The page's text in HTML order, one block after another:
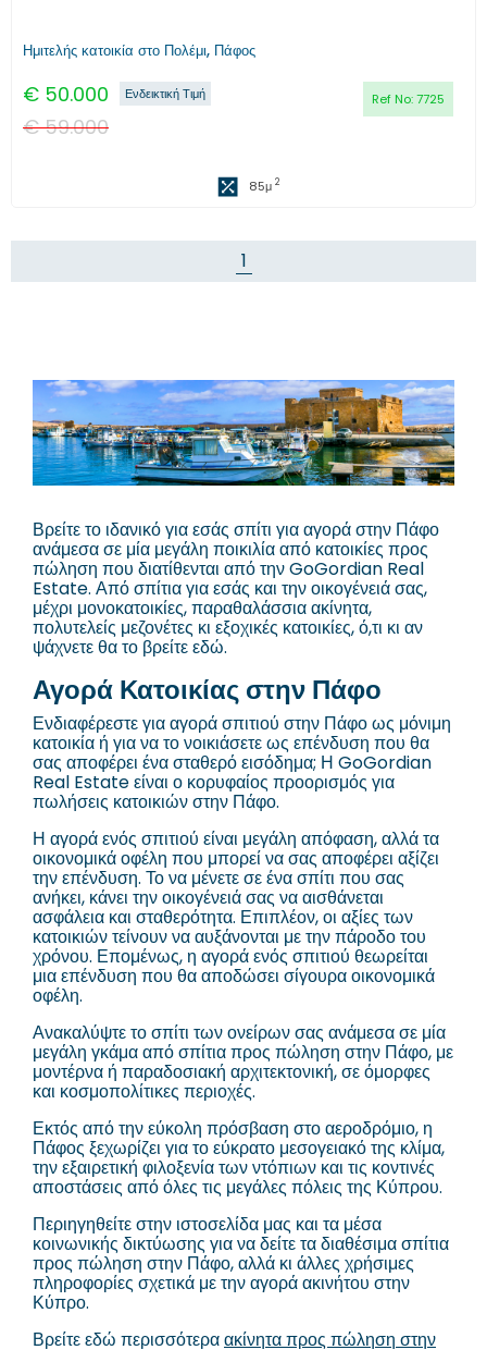
Ημιτελής κατοικία στο Πολέμι, Πάφος
€ 50.000 Ref No:7725
Ενδεικτική Τιμή
€59.000
85μ 2
1
Βρείτε το ιδανικό για εσάς σπίτι για αγορά στην Πάφο
ανάμεσα σε μία μεγάλη ποικιλία από κατοικίες προς
πώληση που διατίθενται από την GoGordian Real
Estate. Από σπίτια για εσάς και την οικογένειά σας,
μέχρι μονοκατοικίες, παραθαλάσσια ακίνητα,
πολυτελείς μεζονέτες κι εξοχικές κατοικίες, ό,τι κι αν
ψάχνετε θα το βρείτε εδώ.
Αγορά Κατοικίας στην Πάφο
Ενδιαφέρεστε για αγορά σπιτιού στην Πάφο ως μόνιμη
κατοικία ή για να το νοικιάσετε ως επένδυση που θα
σας αποφέρει ένα σταθερό εισόδημα; Η GoGordian
Real Estate είναι ο κορυφαίος προορισμός για
πωλήσεις κατοικιών στην Πάφο.
Η αγορά ενός σπιτιού είναι μεγάλη απόφαση, αλλά τα
οικονομικά οφέλη που μπορεί να σας αποφέρει αξίζει
την επένδυση. Το να μένετε σε ένα σπίτι που σας
ανήκει, κάνει την οικογένειά σας να αισθάνεται
ασφάλεια και σταθερότητα. Επιπλέον, οι αξίες των
κατοικιών τείνουν να αυξάνονται με την πάροδο του
χρόνου. Επομένως, η αγορά ενός σπιτιού θεωρείται
μια επένδυση που θα αποδώσει σίγουρα οικονομικά
οφέλη.
Ανακαλύψτε το σπίτι των ονείρων σας ανάμεσα σε μία
μεγάλη γκάμα από σπίτια προς πώληση στην Πάφο, με
μοντέρνα ή παραδοσιακή αρχιτεκτονική, σε όμορφες
και κοσμοπολίτικες περιοχές.
Εκτός από την εύκολη πρόσβαση στο αεροδρόμιο, η
Πάφος ξεχωρίζει για το εύκρατο μεσογειακό της κλίμα,
την εξαιρετική φιλοξενία των ντόπιων και τις κοντινές
αποστάσεις από όλες τις μεγάλες πόλεις της Κύπρου.
Περιηγηθείτε στην ιστοσελίδα μας και τα μέσα
κοινωνικής δικτύωσης για να δείτε τα διαθέσιμα σπίτια
προς πώληση στην Πάφο, αλλά κι άλλες χρήσιμες
πληροφορίες σχετικά με την αγορά ακινήτου στην
Κύπρο.
Βρείτε εδώ περισσότεραακίνητα προς πώληση στην